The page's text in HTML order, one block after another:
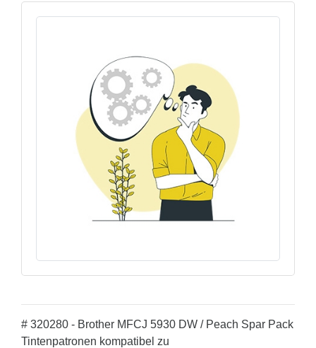
# 320280 - Brother MFCJ 5930 DW / Peach Spar Pack
Tintenpatronen kompatibel zu